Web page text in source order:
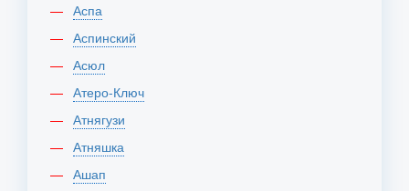
Аспа
Аспинский
Асюл
Атеро-Ключ
Атнягузи
Атняшка
Ашап